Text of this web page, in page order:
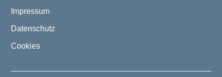
Impressum
Datenschutz
Cookies